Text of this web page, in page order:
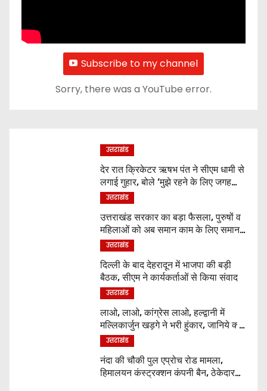
Subscribe to my channel
Sorry, there was a YouTube error.
उत्तराखंड
देर रात क्रिकेटर ऋषभ पंत ने सीएम धामी से
लगाई गुहार, बोले ‘मुझे रहने के लिए जगह
नहीं मिल रही’
उत्तराखंड
उत्तराखंड सरकार का बड़ा फैसला, पुरुषों व
महिलाओं को अब समान काम के लिए समान
वेतन
उत्तराखंड
दिल्ली के बाद देहरादून में भाजपा की बड़ी
बैठक, सीएम ने कार्यकर्ताओं से किया संवाद
उत्तराखंड
लाओ, लाओ, कांग्रेस लाओ, हल्द्वानी में
मल्लिकार्जुन खड़गे ने भरी हुंकार, जानिये क्या
कुछ कहा
उत्तराखंड
नंदा की चौकी पुल एप्रोच रोड मामला,
हिमालयन कंस्ट्रक्शन कंपनी बैन, ठेकेदार